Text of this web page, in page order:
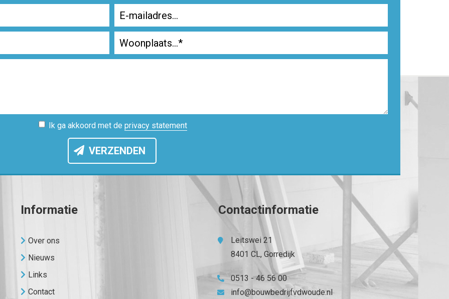
Ik ga akkoord met de privacy statement
VERZENDEN
Informatie
Over ons
Nieuws
Links
Contact
Contactinformatie
Leitswei 21
8401 CL, Gorredijk
0513 - 46 56 00
info@bouwbedrijfvdwoude.nl